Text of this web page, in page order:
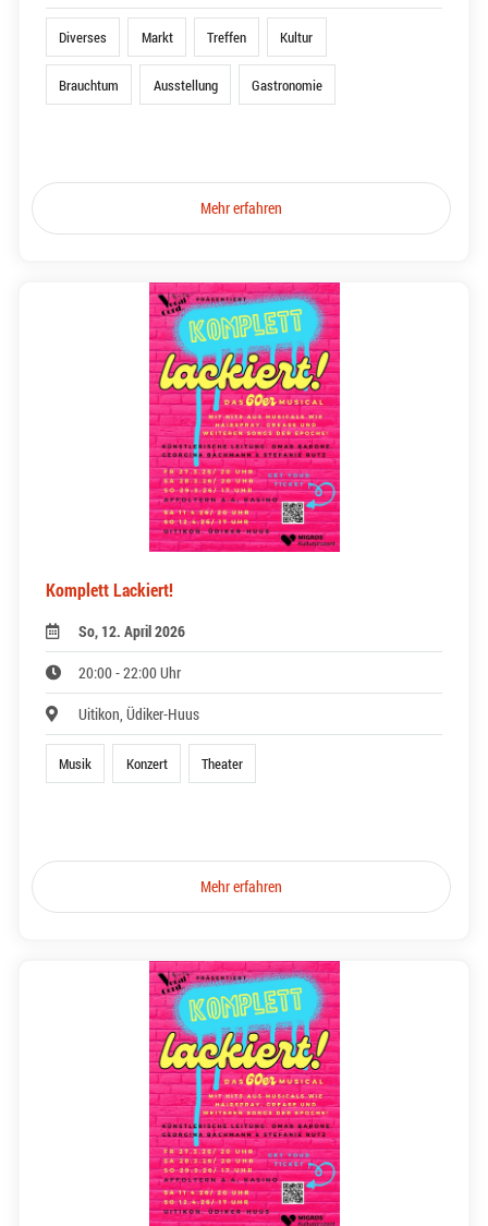
Diverses Markt Treffen Kultur
Brauchtum Ausstellung Gastronomie
Mehr erfahren
Komplett Lackiert!
So, 12. April 2026
20:00 - 22:00 Uhr
Uitikon, Üdiker-Huus
Musik Konzert Theater
Mehr erfahren